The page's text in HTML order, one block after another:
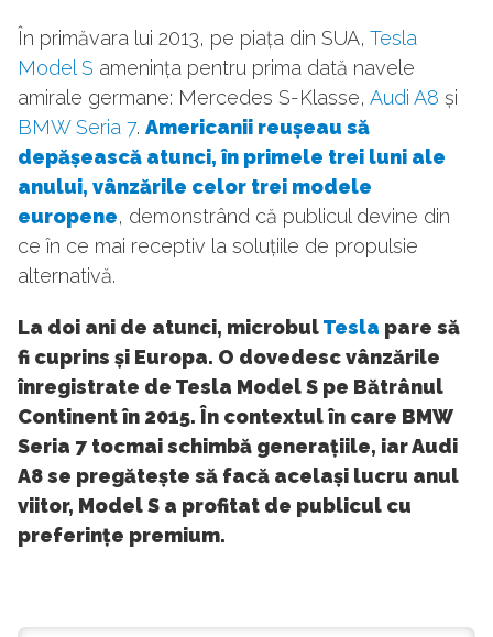
În primăvara lui 2013, pe piața din SUA, Tesla
Model S amenința pentru prima dată navele
amirale germane: Mercedes S-Klasse, Audi A8 și
BMW Seria 7. Americanii reușeau să
depășească atunci, în primele trei luni ale
anului, vânzările celor trei modele
europene, demonstrând că publicul devine din
ce în ce mai receptiv la soluțiile de propulsie
alternativă.
La doi ani de atunci, microbulTesla pare să
fi cuprins și Europa. O dovedesc vânzările
înregistrate de Tesla Model S pe Bătrânul
Continent în 2015. În contextul în care BMW
Seria 7 tocmai schimbă generațiile, iar Audi
A8 se pregătește să facă același lucru anul
viitor, Model S a profitat de publicul cu
preferințe premium.